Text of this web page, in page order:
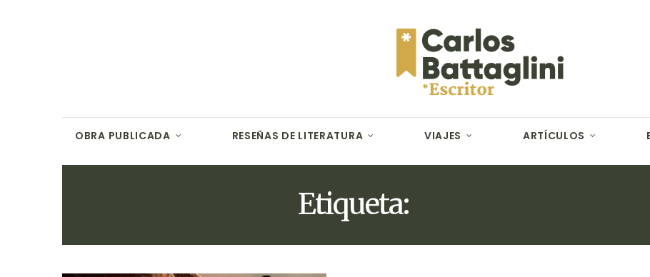
OBRA PUBLICADA RESEÑAS DE LITERATURA VIAJES ARTÍCULOS
Etiqueta: